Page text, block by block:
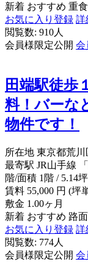
新着 おすすめ 重
お気に入り登録 詳
閲覧数: 910人
会員様限定公開 会
田端駅徒歩
料！バーな
物件です！
所在地 東京都荒川
最寄駅 JR山手線
階/面積 1階 / 5.14
賃料 55,000 円 (坪
敷金 1.00ヶ月
新着 おすすめ 路
お気に入り登録 詳
閲覧数: 774人
会員様限定公開 会